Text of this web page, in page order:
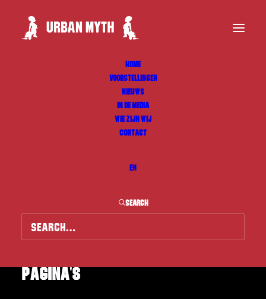
HOME
VOORSTELLINGEN
NIEUWS
IN DE MEDIA
WIE ZIJN WIJ
CONTACT
EN
SEARCH
Pagina's